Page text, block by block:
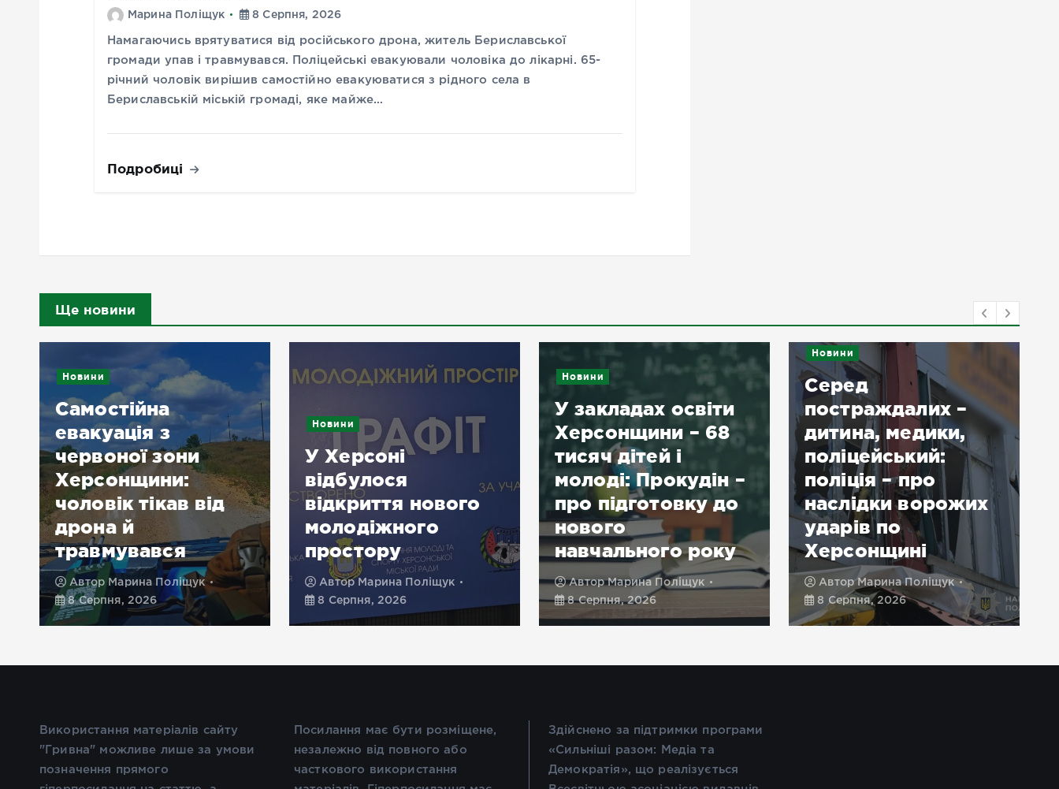
Марина Поліщук 8 Серпня, 2026
Намагаючись врятуватися від російського дрона, житель Бериславської
громади упав і травмувався. Поліцейські евакуювали чоловіка до лікарні. 65-
річний чоловік вирішив самостійно евакуюватися з рідного села в
Бериславській міській громаді, яке майже…
Подробиці
Ще новини
Новини
Самостійна
евакуація з
червоної зони
Херсонщини:
чоловік тікав від
дрона й
травмувався
Автор Марина Поліщук
8 Серпня, 2026
Новини
У Херсоні
відбулося
відкриття нового
молодіжного
простору
Автор Марина Поліщук
8 Серпня, 2026
Новини
У закладах освіти
Херсонщини – 68
тисяч дітей і
молоді: Прокудін –
про підготовку до
нового
навчального року
АвторМарина Поліщук
8 Серпня, 2026
Новини
Серед
постраждалих –
дитина, медики,
поліцейський:
поліція – про
наслідки ворожих
ударів по
Херсонщині
АвторМарина Поліщук
8 Серпня, 2026
Використання матеріалів сайту
"Гривна" можливе лише за умови
позначення прямого
Посилання має бути розміщене,
незалежно від повного або
часткового використання
Здійснено за підтримки програми
«Сильніші разом: Медіа та
Демократія», що реалізується